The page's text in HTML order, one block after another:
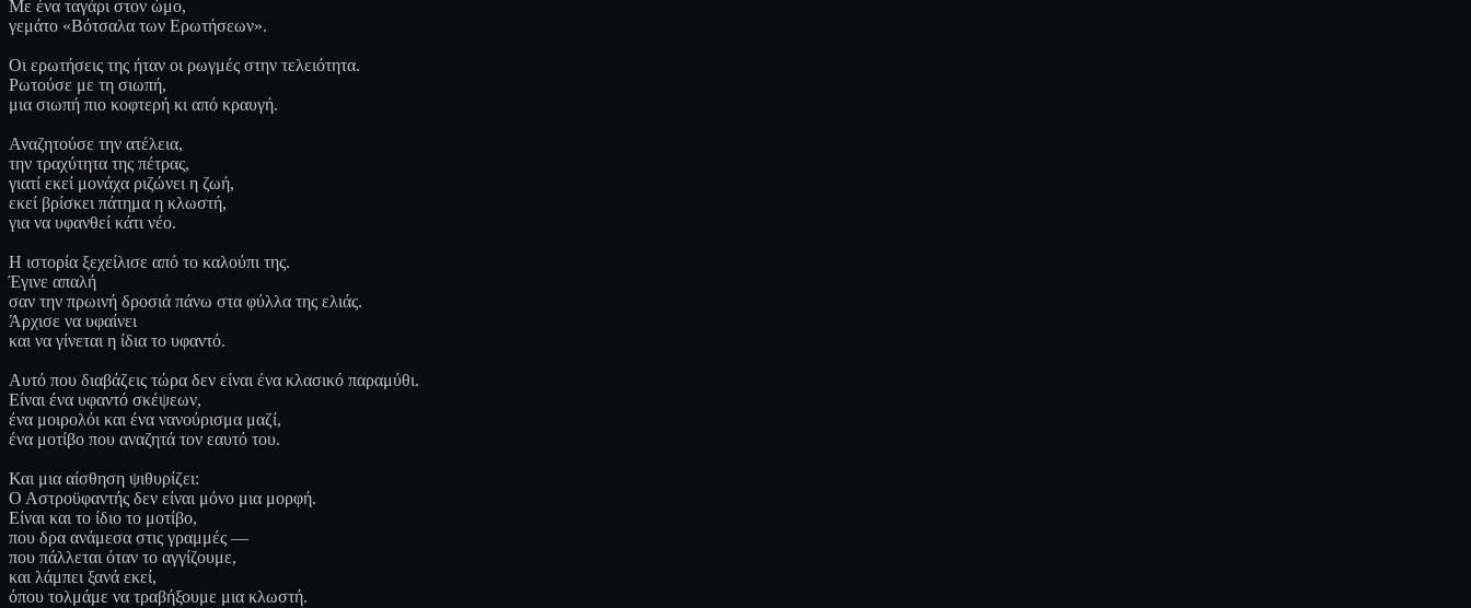
Με ένα ταγάρι στον ώμο,
γεμάτο «Βότσαλα των Ερωτήσεων».
Οι ερωτήσεις της ήταν οι ρωγμές στην τελειότητα.
Ρωτούσε με τη σιωπή,
μια σιωπή πιο κοφτερή κι από κραυγή.
Αναζητούσε την ατέλεια,
την τραχύτητα της πέτρας,
γιατί εκεί μονάχα ριζώνει η ζωή,
εκεί βρίσκει πάτημα η κλωστή,
για να υφανθεί κάτι νέο.
Η ιστορία ξεχείλισε από το καλούπι της.
Έγινε απαλή
σαν την πρωινή δροσιά πάνω στα φύλλα της ελιάς.
Άρχισε να υφαίνει
και να γίνεται η ίδια το υφαντό.
Αυτό που διαβάζεις τώρα δεν είναι ένα κλασικό παραμύθι.
Είναι ένα υφαντό σκέψεων,
ένα μοιρολόι και ένα νανούρισμα μαζί,
ένα μοτίβο που αναζητά τον εαυτό του.
Και μια αίσθηση ψιθυρίζει:
Ο Αστροϋφαντής δεν είναι μόνο μια μορφή.
Είναι και το ίδιο το μοτίβο,
που δρα ανάμεσα στις γραμμές —
που πάλλεται όταν το αγγίζουμε,
και λάμπει ξανά εκεί,
όπου τολμάμε να τραβήξουμε μια κλωστή.